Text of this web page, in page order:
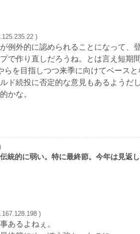
)
例外的に認められることになって、
で作り直しだろうね。とは言え短期
らを目指しつつ来季に向けてベースと
ド続投に否定的な意見もあるようだ
かな。
統的に弱い。特に最終節。今年は見返
)
あるよねぇ。